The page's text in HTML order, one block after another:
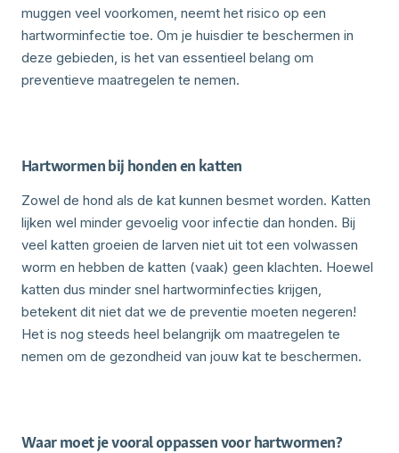
muggen veel voorkomen, neemt het risico op een
hartworminfectie toe. Om je huisdier te beschermen in
deze gebieden, is het van essentieel belang om
preventieve maatregelen te nemen.
Hartwormen bij honden en katten
Zowel de hond als de kat kunnen besmet worden. Katten
lijken wel minder gevoelig voor infectie dan honden. Bij
veel katten groeien de larven niet uit tot een volwassen
worm en hebben de katten (vaak) geen klachten. Hoewel
katten dus minder snel hartworminfecties krijgen,
betekent dit niet dat we de preventie moeten negeren!
Het is nog steeds heel belangrijk om maatregelen te
nemen om de gezondheid van jouw kat te beschermen.
Waar moet je vooral oppassen voor hartwormen?